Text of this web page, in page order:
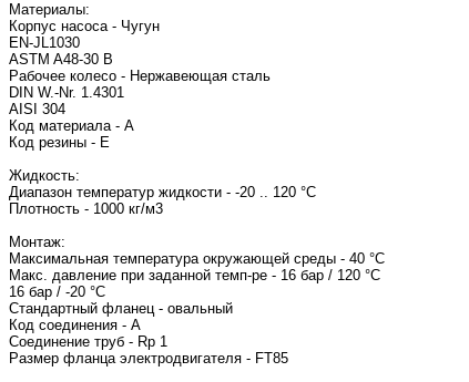
Материалы:
Корпус насоса - Чугун
EN-JL1030
ASTM A48-30 B
Рабочее колесо - Нержавеющая сталь
DIN W.-Nr. 1.4301
AISI 304
Код материала - A
Код резины - E
Жидкость:
Диапазон температур жидкости - -20 .. 120 °C
Плотность - 1000 кг/м3
Монтаж:
Максимальная температура окружающей среды - 40 °C
Макс. давление при заданной темп-ре - 16 бар / 120 °C
16 бар / -20 °C
Стандартный фланец - овальный
Код соединения - A
Соединение труб - Rp 1
Размер фланца электродвигателя - FT85